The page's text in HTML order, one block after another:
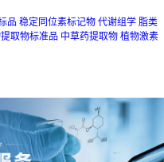
品 稳定同位素标记物 代谢组学 脂类
取物标准品 中草药提取物 植物激素